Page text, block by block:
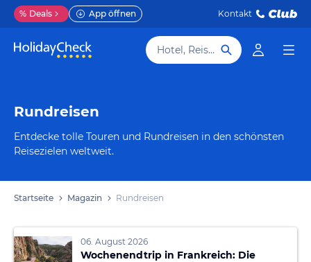
% Deals App öffnen Kontakt
Hotel, Reiseziel
Rundreisen
Entdecke tolle Touren und Rundreisen in den schönsten
Reisezielen weltweit.
Startseite Magazin Rundreisen
06. August 2026
Wochenendtrip in Frankreich: Die